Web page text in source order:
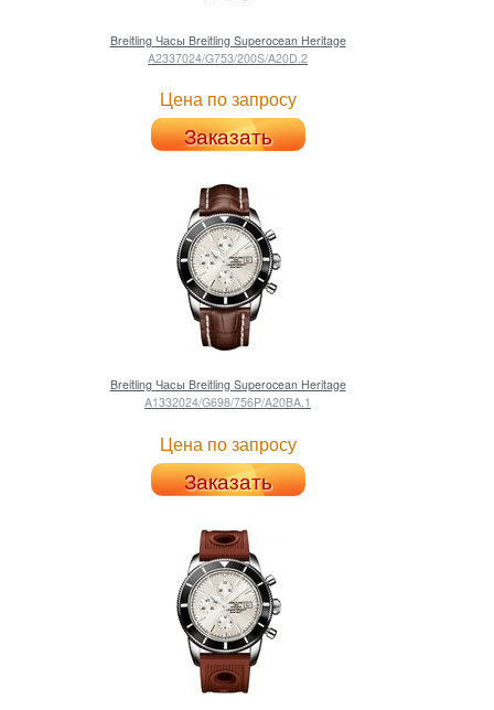
Breitling Часы Breitling Superocean Heritage
A2337024/G753/200S/A20D.2
Цена по запросу
Заказать
Breitling Часы Breitling Superocean Heritage
A1332024/G698/756P/A20BA.1
Цена по запросу
Заказать